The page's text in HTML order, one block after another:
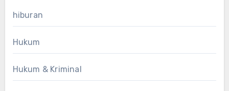
hiburan
Hukum
Hukum & Kriminal